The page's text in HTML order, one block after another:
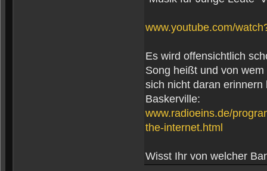
www.youtube.com/
Es wird offensichtlich
Song heißt und von
sich nicht daran
Baskerville:
www.radioeins.de/
the-internet.html
Wisst Ihr von welcher